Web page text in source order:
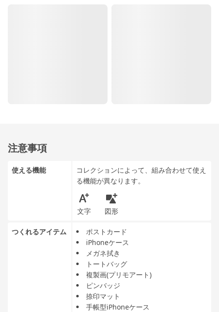
注意事項
使える機能
コレクションによって、組み合わせて使え
る機能が異なります。
文字 図形
つくれるアイテム
ポストカード
iPhoneケース
メガネ拭き
トートバッグ
複製画(プリモアート)
ピンバッジ
捺印マット
手帳型iPhoneケース